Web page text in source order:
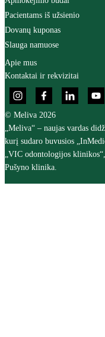
Pacientams iš užsienio
Dovanų kuponas
Slauga namuose
Apie mus
Kontaktai ir rekvizitai
© Meliva 2026
„Meliva“ – naujas vardas
kurį sudaro buvusios
„VIC odontologijos
Pušyno klinika.